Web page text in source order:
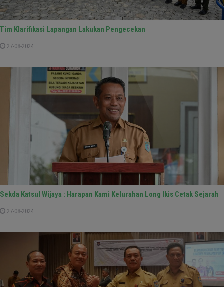
Tim Klarifikasi Lapangan Lakukan Pengecekan
27-08-2024
Sekda Katsul Wijaya : Harapan Kami Kelurahan Long Ikis Cetak Sejarah
27-08-2024